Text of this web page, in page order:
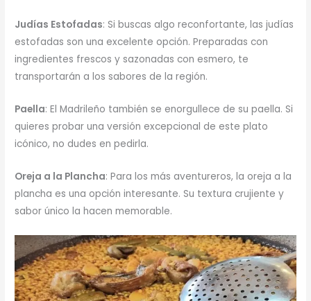
Judías Estofadas: Si buscas algo reconfortante, las judías
estofadas son una excelente opción. Preparadas con
ingredientes frescos y sazonadas con esmero, te
transportarán a los sabores de la región.
Paella: El Madrileño también se enorgullece de su paella. Si
quieres probar una versión excepcional de este plato
icónico, no dudes en pedirla.
Oreja a la Plancha: Para los más aventureros, la oreja a la
plancha es una opción interesante. Su textura crujiente y
sabor único la hacen memorable.